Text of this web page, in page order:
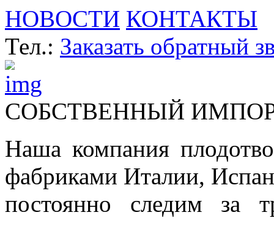
НОВОСТИ КОНТАКТЫ
Тел.: Заказать обратный
СОБСТВЕННЫЙ
Наша компания
фабриками Италии,
постоянно следим за